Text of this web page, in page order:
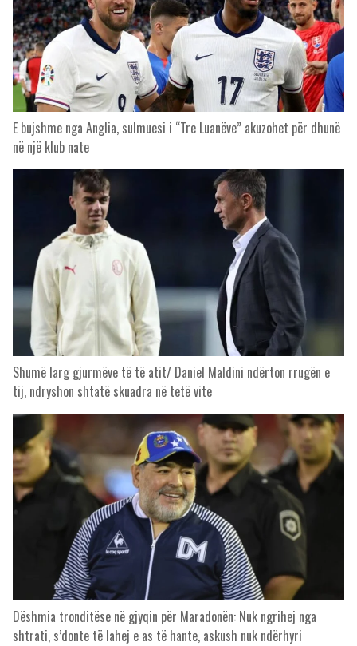
E bujshme nga Anglia, sulmuesi i “Tre Luanëve” akuzohet për dhunë
në një klub nate
Shumë larg gjurmëve të të atit/ Daniel Maldini ndërton rrugën e
tij, ndryshon shtatë skuadra në tetë vite
Dëshmia tronditëse në gjyqin për Maradonën: Nuk ngrihej nga
shtrati, s’donte të lahej e as të hante, askush nuk ndërhyri